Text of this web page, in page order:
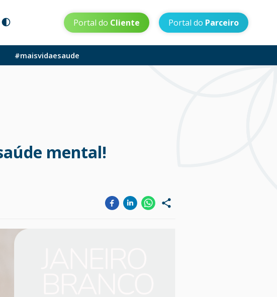
Portal do Cliente Portal do Parceiro
#maisvidaesaude
mental!